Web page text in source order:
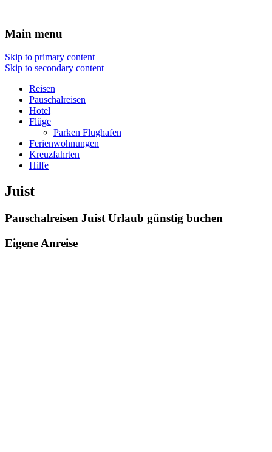
Reisen Hotel Flug
Main menu
Skip to primary content
Skip to secondary content
Reisen
Pauschalreisen
Hotel
Flüge
Parken Flughafen
Ferienwohnungen
Kreuzfahrten
Hilfe
Juist
Pauschalreisen Juist Urlaub günstig buchen
Eigene Anreise